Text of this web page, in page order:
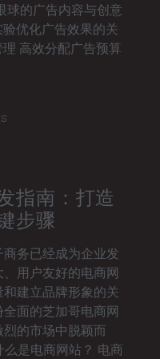
球的广告内容与创意
优化广告效果的关
高效分配广告预算
指南：打造
步骤
务已经成为企业发
用户友好的电商网
建立品牌形象的关
面的芝加哥电商网
的市场中脱颖而
么是电商网站？ 电商